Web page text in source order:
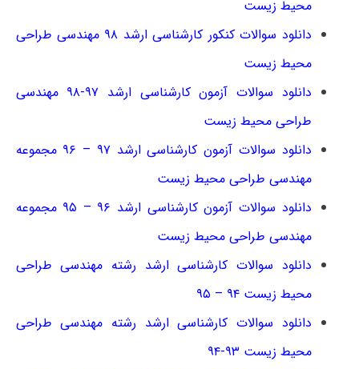
محیط زیست
دانلود سوالات کنکور کارشناسی ارشد ۹۸ مهندسی طراحی
محیط زیست
دانلود سوالات آزمون کارشناسی ارشد ۹۷-۹۸ مهندسی
طراحی محیط زیست
دانلود سوالات آزمون کارشناسی ارشد ۹۷ – ۹۶ مجموعه
مهندسی طراحی محیط زیست
دانلود سوالات آزمون کارشناسی ارشد ۹۶ – ۹۵ مجموعه
مهندسی طراحی محیط زیست
دانلود سوالات کارشناسی ارشد رشته مهندسی طراحی
محیط زیست ۹۴ – ۹۵
دانلود سوالات کارشناسی ارشد رشته مهندسی طراحی
محیط زیست ۹۳-۹۴